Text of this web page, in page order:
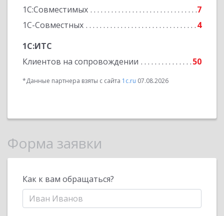
1С:Совместимых
7
1С-Совместных
4
1С:ИТС
Клиентов на сопровождении
50
*Данные партнера взяты с сайта 1c.ru 07.08.2026
Форма заявки
Как к вам обращаться?